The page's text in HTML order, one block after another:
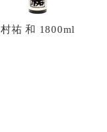
村祐 和 1800ml